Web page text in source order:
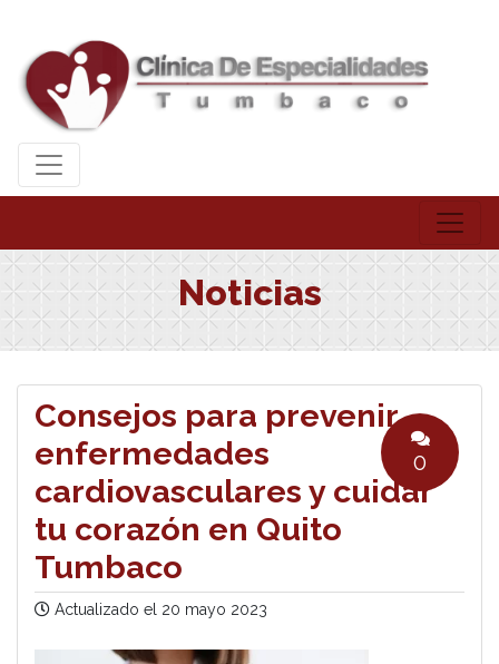
Noticias
Consejos para prevenir
enfermedades
cardiovasculares y cuidar
tu corazón en Quito
Tumbaco
Actualizado el 20 mayo 2023
0